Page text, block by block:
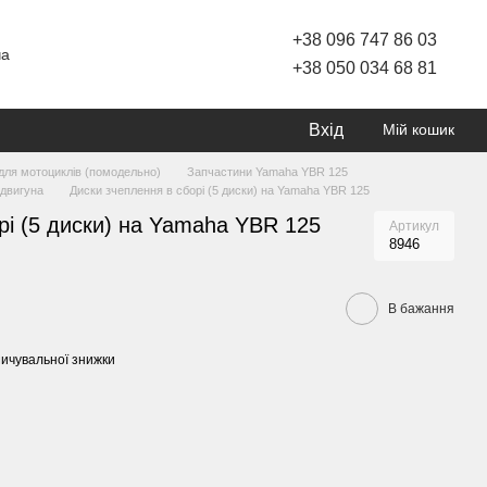
+38 096 747 86 03
+38 050 034 68 81
Вхід Мій кошик
мотоциклів (помодельно)
Запчастини Yamaha YBR 125
Диски зчеплення в сборі (5 диски) на Yamaha YBR 125
(5 диски) на Yamaha YBR 125 Артикул
8946
В бажання
знижки